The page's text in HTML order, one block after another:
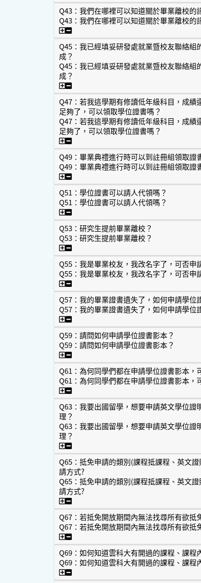
Q43：我們在哪裡可以知道關於畢業離校的
Q43：我們在哪裡可以知道關於畢業離校的
Q43：我們在哪裡可以知道關於畢業離校
Q45：我已經填妥研發處就業暨校友聯絡
成？
Q45：我已經填妥研發處就業暨校友聯絡
成？
Q45：我已經填妥研發處就業暨校友聯
Q47：若我這學期有修讀低年級科目，成
足夠了，可以領取學位證書嗎？
Q47：若我這學期有修讀低年級科目，成
足夠了，可以領取學位證書嗎？
Q47：若我這學期有修讀低年級科目，
Q49：畢業典禮進行時可以到註冊組領取證
Q49：畢業典禮進行時可以到註冊組領取證
Q49：畢業典禮進行時可以到註冊組領取
Q51：學位證書可以請人代領嗎？
Q51：學位證書可以請人代領嗎？
Q51：學位證書可以請人代領嗎？
Q53：研究生提前畢業離校？
Q53：研究生提前畢業離校？
Q53：研究生提前畢業離校？
Q55：我是畢業校友，我改名字了，可否申
Q55：我是畢業校友，我改名字了，可否申
Q55：我是畢業校友，我改名字了，可
Q57：我的畢業證書遺失了，如何申請學位
Q57：我的畢業證書遺失了，如何申請學位
Q57：我的畢業證書遺失了，如何申請
Q59：請問如何申請學位證書影本？
Q59：請問如何申請學位證書影本？
Q59：請問如何申請學位證書影本？
Q61：為何同學們都在申請學位證書影本，
Q61：為何同學們都在申請學位證書影本，
Q61：為何同學們都在申請學位證書影本
Q63：我要出國留學，想要申請英文學位
理？
Q63：我要出國留學，想要申請英文學位
理？
Q63：我要出國留學，想要申請英文學
Q65：抵免申請的類別(課程抵課程、英文
請方式?
Q65：抵免申請的類別(課程抵課程、英文
請方式?
Q65：抵免申請的類別(課程抵課程、英
Q67：若抵免開放期間內無法找尋所有欲抵
Q67：若抵免開放期間內無法找尋所有欲抵
Q67：若抵免開放期間內無法找尋所有
Q69：如何知道雲科大有開過的課程、課程
Q69：如何知道雲科大有開過的課程、課程
Q69：如何知道雲科大有開過的課程、